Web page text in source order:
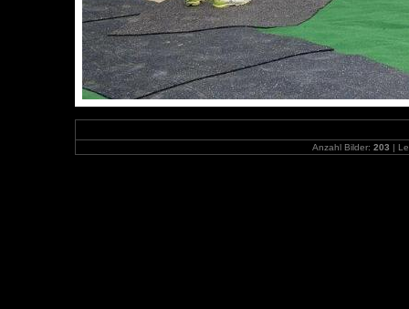
Anzahl Bilder: 203 |